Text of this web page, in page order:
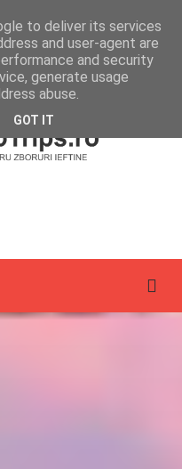
to deliver its services
and user-agent are
and security
generate usage
abuse.
GOT IT